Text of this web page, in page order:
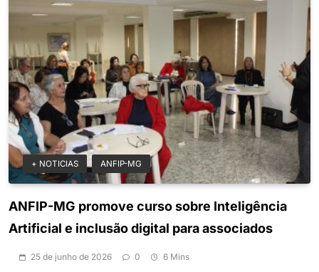
+ NOTICIAS ANFIP-MG
ANFIP-MG promove curso sobre Inteligência
Artificial e inclusão digital para associados
25 de junho de 2026 0 6 Mins